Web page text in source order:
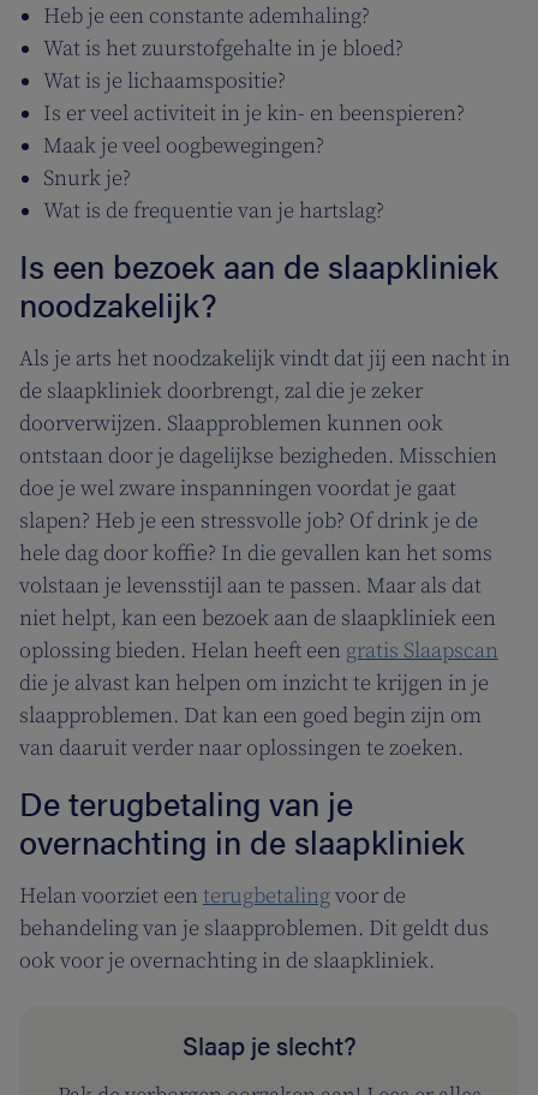
Heb je een constante ademhaling?
Wat is het zuurstofgehalte in je bloed?
Wat is je lichaamspositie?
Is er veel activiteit in je kin- en beenspieren?
Maak je veel oogbewegingen?
Snurk je?
Wat is de frequentie van je hartslag?
Is een bezoek aan de slaapkliniek
noodzakelijk?
Als je arts het noodzakelijk vindt dat jij een nacht in
de slaapkliniek doorbrengt, zal die je zeker
doorverwijzen. Slaapproblemen kunnen ook
ontstaan door je dagelijkse bezigheden. Misschien
doe je wel zware inspanningen voordat je gaat
slapen? Heb je een stressvolle job? Of drink je de
hele dag door koffie? In die gevallen kan het soms
volstaan je levensstijl aan te passen. Maar als dat
niet helpt, kan een bezoek aan de slaapkliniek een
oplossing bieden. Helan heeft een gratis Slaapscan
die je alvast kan helpen om inzicht te krijgen in je
slaapproblemen. Dat kan een goed begin zijn om
van daaruit verder naar oplossingen te zoeken.
De terugbetaling van je
overnachting in de slaapkliniek
Helan voorziet een terugbetalingvoor de
behandeling van je slaapproblemen. Dit geldt dus
ook voor je overnachting in de slaapkliniek.
Slaap je slecht?